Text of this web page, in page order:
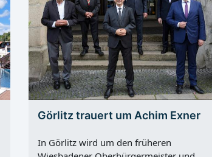
Görlitz trauert um Achim Exner
In Görlitz wird um den früheren